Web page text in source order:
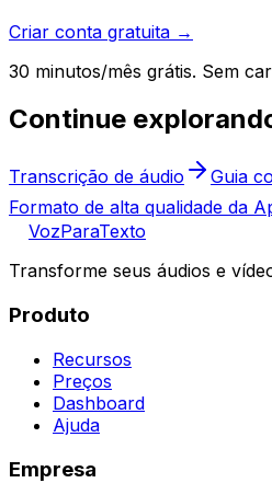
Criar conta gratuita →
30 minutos/mês grátis. Sem
Continue
Transcrição de áudio Guia
Formato de alta qualidade da
VozParaTexto
Transforme seus áudios e
Produto
Recursos
Preços
Dashboard
Ajuda
Empresa